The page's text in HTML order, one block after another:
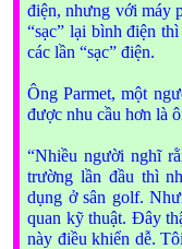
điện, nhưng với máy
“sạc” lại bình điện
các lần “sạc” điện.
Ông Parmet, một
được nhu cầu hơn là
“Nhiều người nghĩ
trường lần đầu thì
dụng ở sân golf.
quan kỹ thuật. Đây
này điều khiển dễ.